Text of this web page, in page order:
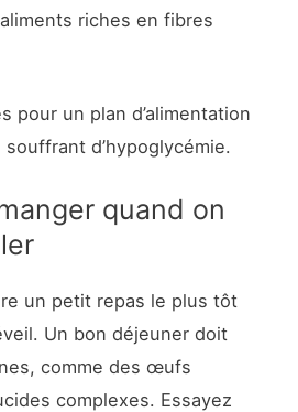
riches en fibres
pour un plan d’alimentation
d’hypoglycémie.
quand on
un petit repas le plus tôt
Un bon déjeuner doit
comme des œufs
complexes. Essayez